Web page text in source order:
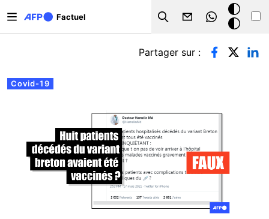
Factuel
Search
Mode
sombre
Onglets principaux
Covid-19
Partager sur :